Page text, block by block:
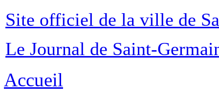
Site officiel de la ville de
Le Journal de Saint-
Accueil